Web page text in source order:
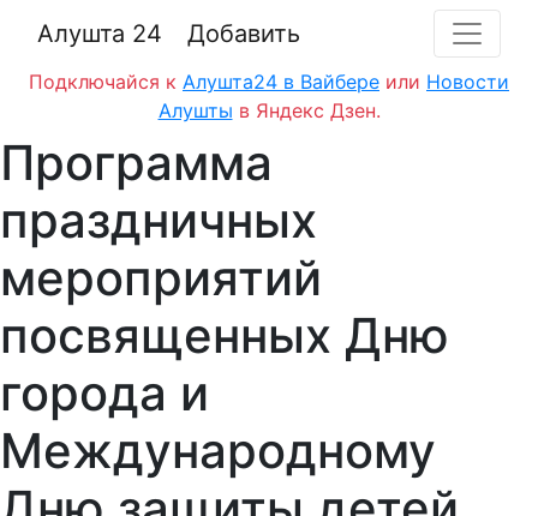
Алушта 24 Добавить
Подключайся к Алушта24 в Вайбере или Новости
Алушты в Яндекс Дзен.
Программа
праздничных
мероприятий
посвященных Дню
города и
Международному